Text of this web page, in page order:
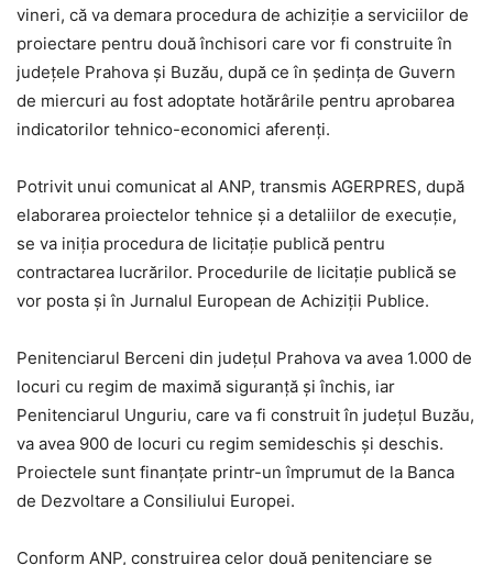
vineri, că va demara procedura de achiziţie a serviciilor de
proiectare pentru două închisori care vor fi construite în
judeţele Prahova şi Buzău, după ce în şedinţa de Guvern
de miercuri au fost adoptate hotărârile pentru aprobarea
indicatorilor tehnico-economici aferenţi.
Potrivit unui comunicat al ANP, transmis AGERPRES, după
elaborarea proiectelor tehnice şi a detaliilor de execuţie,
se va iniţia procedura de licitaţie publică pentru
contractarea lucrărilor. Procedurile de licitaţie publică se
vor posta şi în Jurnalul European de Achiziţii Publice.
Penitenciarul Berceni din judeţul Prahova va avea 1.000 de
locuri cu regim de maximă siguranţă şi închis, iar
Penitenciarul Unguriu, care va fi construit în judeţul Buzău,
va avea 900 de locuri cu regim semideschis şi deschis.
Proiectele sunt finanţate printr-un împrumut de la Banca
de Dezvoltare a Consiliului Europei.
Conform ANP, construirea celor două penitenciare se